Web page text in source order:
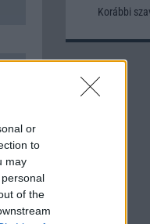
or
to
may
of the
Korábbi